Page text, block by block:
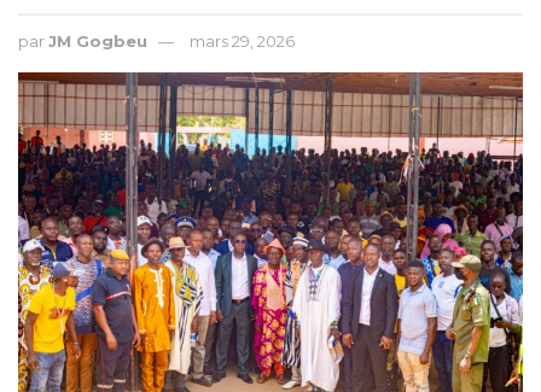
parJM Gogbeu mars 29, 2026